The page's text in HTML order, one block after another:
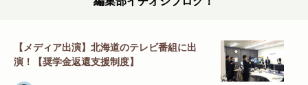
【メディア出演】北海道のテレビ番組に出
演！【奨学金返還支援制度】